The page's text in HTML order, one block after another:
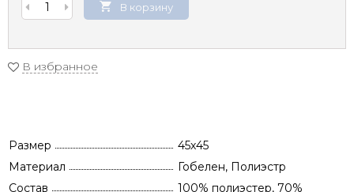
В корзину
В избранное
Размер
45х45
Материал
Гобелен, Полиэстр
Состав
100% полиэстер, 70%